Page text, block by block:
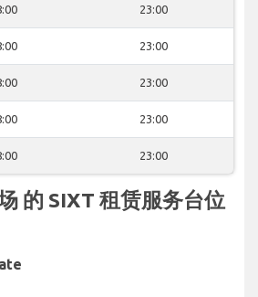
23:00
23:00
23:00
23:00
23:00
的 SIXT 租赁服务台位